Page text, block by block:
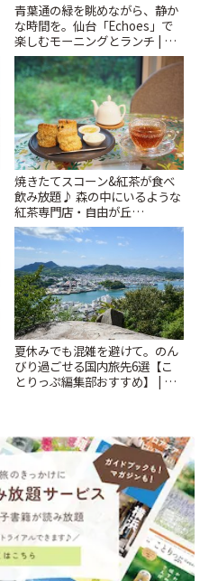
青葉通の緑を眺めながら、静か
な時間を。仙台「Echoes」で
楽しむモーニングとランチ | こ
とりっぷ
焼きたてスコーン&紅茶が食べ
飲み放題♪ 森の中にいるような
紅茶専門店・自由が丘
「YOTSUBA TEA」でのんびり
時間 | ことりっぷ
夏休みでも混雑を避けて。のん
びり過ごせる国内旅先6選【こ
とりっぷ編集部おすすめ】 | こ